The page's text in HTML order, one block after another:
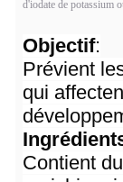
d'iodate de potassium
Objectif:
Prévient
qui
Contient